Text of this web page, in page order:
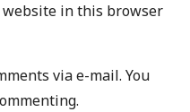
website in this browser
via e-mail. You